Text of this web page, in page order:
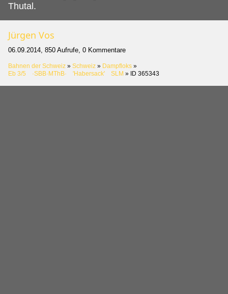
Thutal.
Jürgen Vos
06.09.2014, 850 Aufrufe, 0 Kommentare
Bahnen der Schweiz » Schweiz » Dampfloks »
Eb 3/5 ·SBB·MThB· 'Habersack' SLM » ID 365343